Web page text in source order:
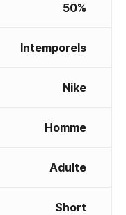
50%
Intemporels
Nike
Homme
Adulte
Short